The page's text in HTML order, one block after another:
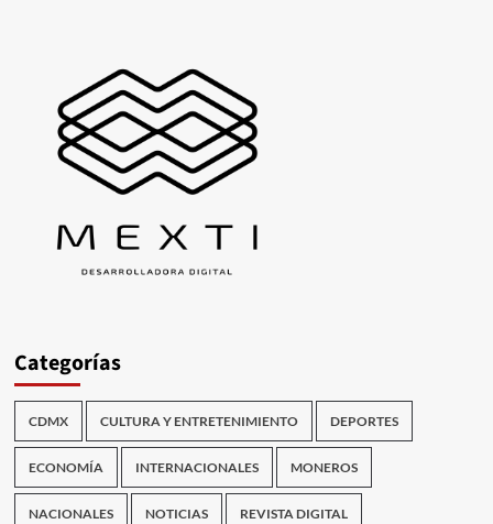
Categorías
CDMX CULTURA Y ENTRETENIMIENTO DEPORTES
ECONOMÍA INTERNACIONALES MONEROS
NACIONALES NOTICIAS REVISTA DIGITAL